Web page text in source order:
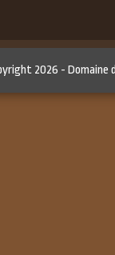
2026 -Domaine